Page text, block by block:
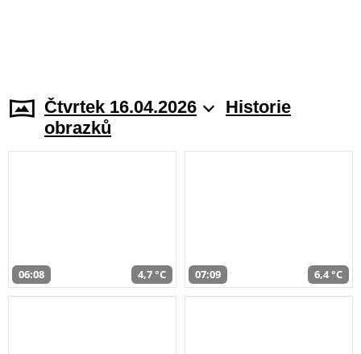
Čtvrtek 16.04.2026
Historie
obrazků
06:08 4,7 °C 07:09 6,4 °C